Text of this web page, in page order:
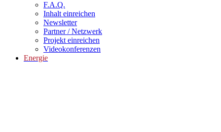
F.A.Q.
Inhalt einreichen
Newsletter
Partner / Netzwerk
Projekt einreichen
Videokonferenzen
Energie